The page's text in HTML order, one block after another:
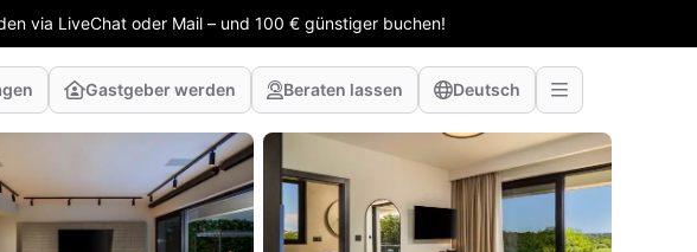
via LiveChat oder Mail – und 100 € günstiger buchen!
Gastgeber werden Beraten lassen Deutsch